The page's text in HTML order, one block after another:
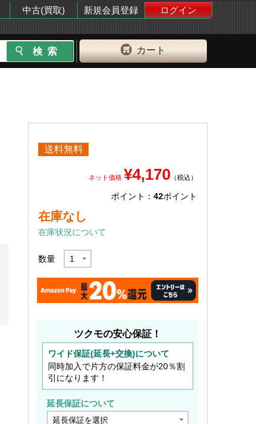
中古(買取) 新規会員登録
ログイン
カート
送料無料
ネット価格 ¥4,170 （税込）
ポイント： 42ポイント
在庫なし
在庫状況について
数量
ツクモの安心保証！
ワイド保証(延長+交換)について
同時加入で片方の保証料金が20％割
引になります！
延長保証について